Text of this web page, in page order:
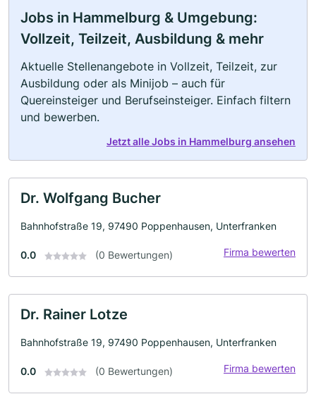
Jobs in Hammelburg & Umgebung:
Vollzeit, Teilzeit, Ausbildung & mehr
Aktuelle Stellenangebote in Vollzeit, Teilzeit, zur
Ausbildung oder als Minijob – auch für
Quereinsteiger und Berufseinsteiger. Einfach filtern
und bewerben.
Jetzt alle Jobs in Hammelburg ansehen
Dr. Wolfgang Bucher
Bahnhofstraße 19, 97490 Poppenhausen, Unterfranken
0.0 (0 Bewertungen) Firma bewerten
Dr. Rainer Lotze
Bahnhofstraße 19, 97490 Poppenhausen, Unterfranken
0.0 (0 Bewertungen) Firma bewerten